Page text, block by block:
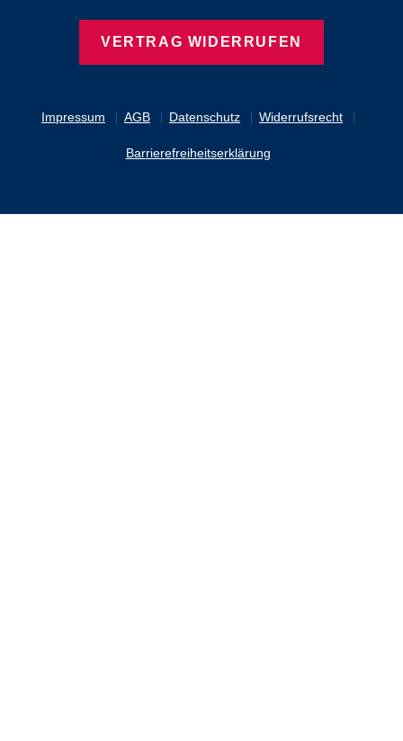
Impressum AGB Datenschutz Widerrufsrecht
Barrierefreiheitserklärung
VERTRAG WIDERRUFEN